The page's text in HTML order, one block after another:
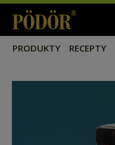
PRODUKTY RECEPTY